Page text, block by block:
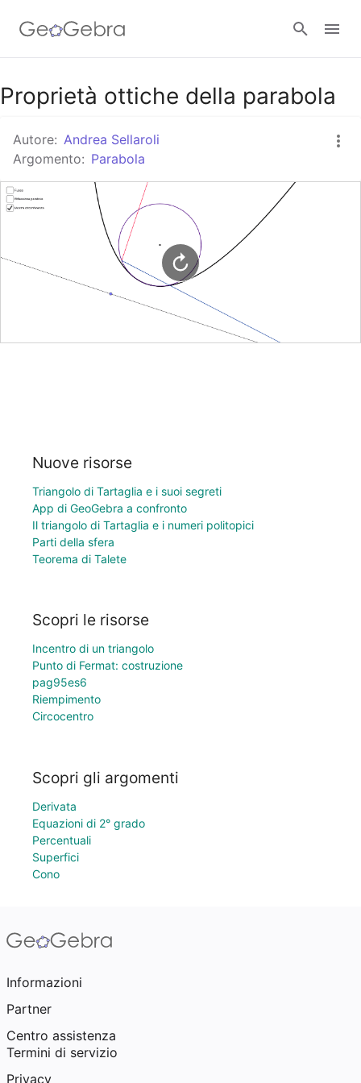
Google Classroom
GeoGebra Classroom
Accedi
Proprietà ottiche della parabola
Autore: Andrea Sellaroli
Argomento: Parabola
Nuove risorse
Triangolo di Tartaglia e i suoi segreti
App di GeoGebra a confronto
Il triangolo di Tartaglia e i numeri politopici
Parti della sfera
Teorema di Talete
Scopri le risorse
Incentro di un triangolo
Punto di Fermat: costruzione
pag95es6
Riempimento
Circocentro
Scopri gli argomenti
Derivata
Equazioni di 2° grado
Percentuali
Superfici
Cono
Informazioni
Partner
Centro assistenza
Termini di servizio
Privacy